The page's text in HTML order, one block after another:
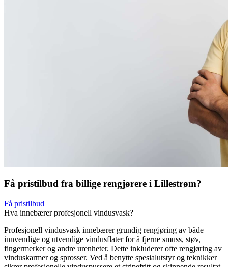
Få pristilbud fra billige rengjørere i Lillestrøm?
Få pristilbud
Hva innebærer profesjonell vindusvask?
Profesjonell vindusvask innebærer grundig rengjøring av både
innvendige og utvendige vindusflater for å fjerne smuss, støv,
fingermerker og andre urenheter. Dette inkluderer ofte rengjøring av
vinduskarmer og sprosser. Ved å benytte spesialutstyr og teknikker